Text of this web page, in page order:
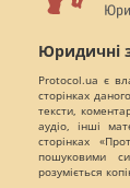
Юридичні
Protocol.ua є
сторінках
тексти,
аудіо, інші
сторінках
пошуковими
розуміється